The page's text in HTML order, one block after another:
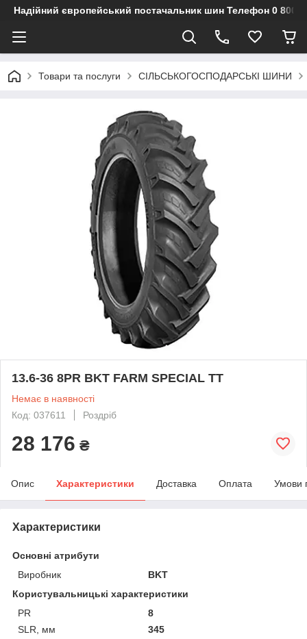
Надійний європейський постачальник шин Телефон 0 800
Товари та послуги СІЛЬСЬКОГОСПОДАРСЬКІ ШИНИ
13.6-36 8PR BKT FARM SPECIAL TT
Немає в наявності
Код: 037611
Роздріб
28 176 ₴
Опис Характеристики Доставка Оплата Умови
Характеристики
Основні атрибути
Виробник
BKT
Користувальницькі характеристики
PR
8
SLR, мм
345